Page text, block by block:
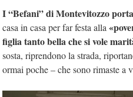
I “Befani” di Montevitozzo
casa in casa per far festa alla
figlia tanto bella che si vole
sosta, riprendono la strada,
ormai poche – che sono rimaste a